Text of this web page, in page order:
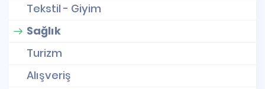
Tekstil - Giyim
Sağlık
Turizm
Alışveriş